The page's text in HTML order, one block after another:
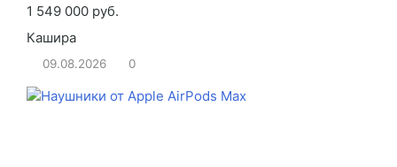
1 549 000 руб.
Кашира
09.08.2026 0